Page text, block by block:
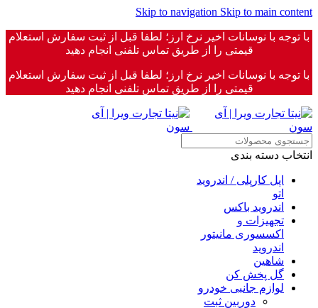
Skip to navigation Skip to main content
با توجه با نوسانات اخیر نرخ ارز؛ لطفا قبل از ثبت سفارش استعلام
قیمتی را از طریق تماس تلفنی انجام دهید
با توجه با نوسانات اخیر نرخ ارز؛ لطفا قبل از ثبت سفارش استعلام
قیمتی را از طریق تماس تلفنی انجام دهید
انتخاب دسته بندی
اپل کارپلی / اندروید
اتو
اندروید باکس
تجهیزات و
اکسسوری مانیتور
اندروید
شاهین
گل پخش کن
لوازم جانبی خودرو
دوربین ثبت